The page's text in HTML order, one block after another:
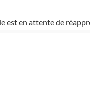
est en attente de